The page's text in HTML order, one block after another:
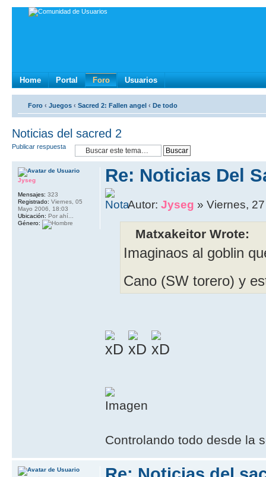
Home Portal Foro Usuarios
Foro ‹ Juegos ‹ Sacred 2: Fallen angel ‹ De todo
Noticias del sacred 2
Publicar respuesta
Re: Noticias Del
Autor:Jyseg » Viernes,
Matxakeitor Wrote:
Imaginaos al goblin
Cano (SW torero) y
Controlando todo desde la
Jyseg
Mensajes: 323
Registrado: Viernes, 05
Mayo 2006, 18:03
Ubicación: Por ahí...
Género: